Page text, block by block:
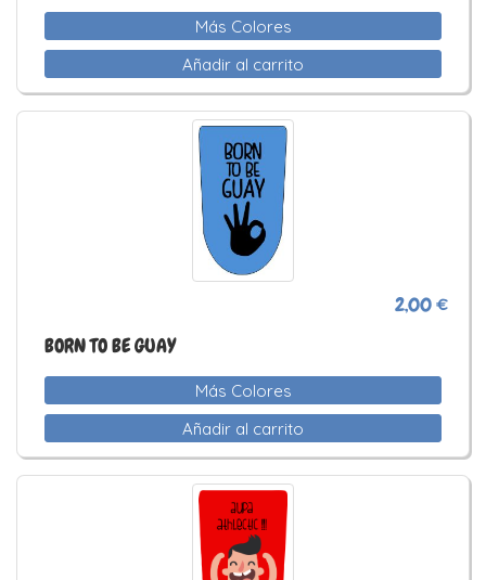
Más Colores
Añadir al carrito
2,00 €
BORN TO BE GUAY
Más Colores
Añadir al carrito